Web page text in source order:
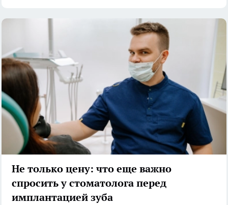
Не только цену: что еще важно
спросить у стоматолога перед
имплантацией зуба